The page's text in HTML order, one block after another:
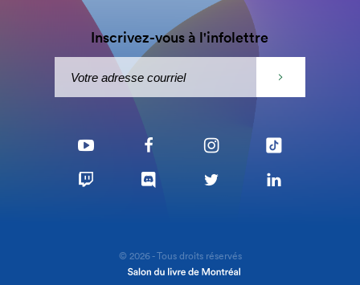
Inscrivez-vous à l'infolettre
© 2026 - Tous droits réservés